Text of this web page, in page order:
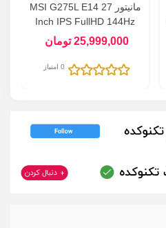
مانیتور MSI G275L E14 27
Inch IPS FullHD 144Hz
25,999,000 تومان
0 امتیاز